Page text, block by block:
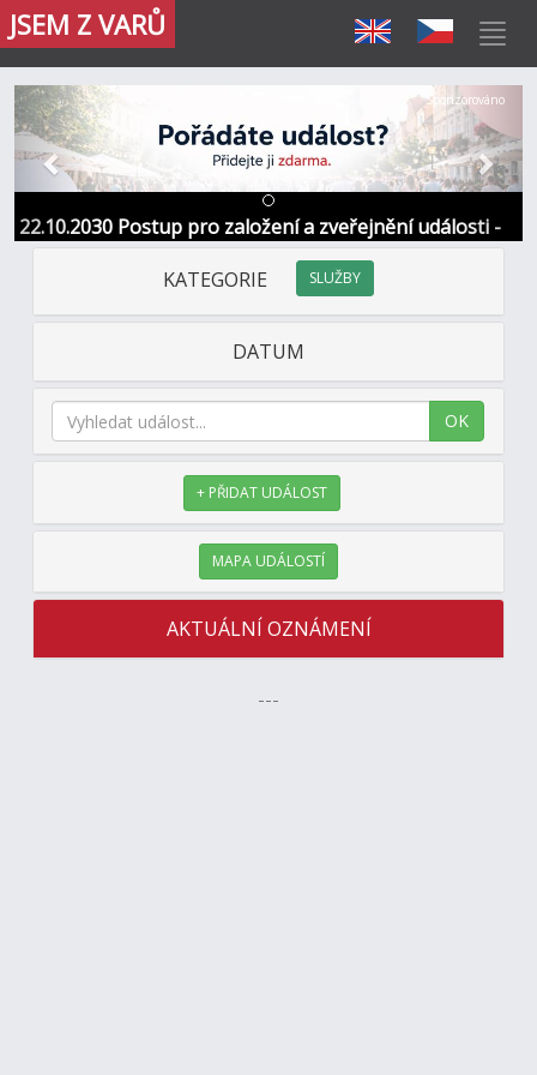
JSEM Z VARŮ
22.10.2030 Postup pro založení a zveřejnění události -
Informace / kontakt
Předchozí Další
Sponzorováno
KATEGORIE SLUŽBY
DATUM
OK
+ PŘIDAT UDÁLOST
MAPA UDÁLOSTÍ
AKTUÁLNÍ OZNÁMENÍ
---